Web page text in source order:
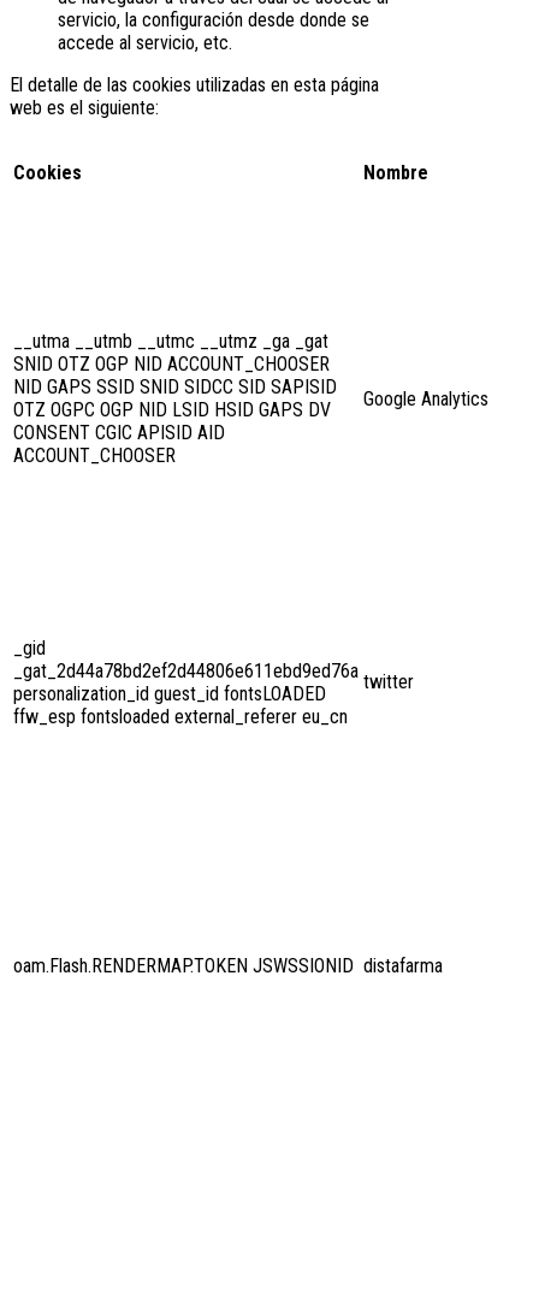
servicio, la configuración desde donde se
accede al servicio, etc.
El detalle de las cookies utilizadas en esta página
web es el siguiente:
Cookies Nombre
__utma __utmb __utmc __utmz _ga _gat
SNID OTZ OGP NID ACCOUNT_CHOOSER
NID GAPS SSID SNID SIDCC SID SAPISID
OTZ OGPC OGP NID LSID HSID GAPS DV
CONSENT CGIC APISID AID
ACCOUNT_CHOOSER
Google Analytics
_gid
_gat_2d44a78bd2ef2d44806e611ebd9ed76a
personalization_id guest_id fontsLOADED
ffw_esp fontsloaded external_referer eu_cn
twitter
oam.Flash.RENDERMAP.TOKEN JSWSSIONID distafarma